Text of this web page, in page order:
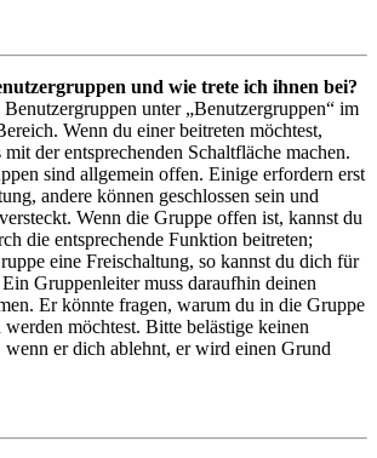
und wie trete ich ihnen bei?
unter „Benutzergruppen“ im
Wenn du einer beitreten möchtest,
der entsprechenden Schaltfläche machen.
sind allgemein offen. Einige erfordern erst
andere können geschlossen sein und
Wenn die Gruppe offen ist, kannst du
die entsprechende Funktion beitreten;
eine Freischaltung, so kannst du dich für
Gruppenleiter muss daraufhin deinen
Er könnte fragen, warum du in die Gruppe
werden möchtest. Bitte belästige keinen
wenn er dich ablehnt, er wird einen Grund